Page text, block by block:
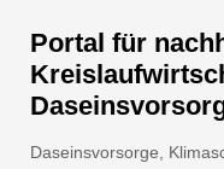
Portal für
Daseinsvorsorge,